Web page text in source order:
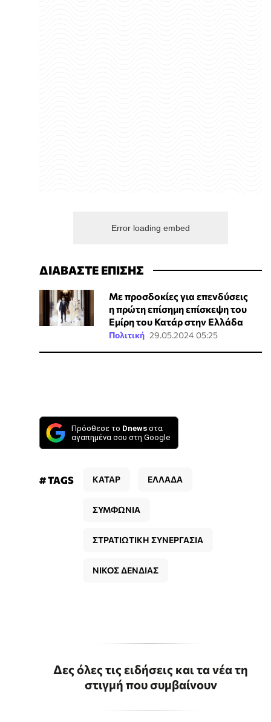
Error loading embed
ΔΙΑΒΑΣΤΕ ΕΠΙΣΗΣ
Με προσδοκίες για επενδύσεις
η πρώτη επίσημη επίσκεψη του
Εμίρη του Κατάρ στην Ελλάδα
Πολιτική 29.05.2024 05:25
Πρόσθεσε το Dnews στα
αγαπημένα σου στη Google
# TAGS ΚΑΤΑΡ ΕΛΛΑΔΑ
ΣΥΜΦΩΝΙΑ
ΣΤΡΑΤΙΩΤΙΚΗ ΣΥΝΕΡΓΑΣΙΑ
ΝΙΚΟΣ ΔΕΝΔΙΑΣ
Δες όλες τις ειδήσεις και τα νέα τη
στιγμή που συμβαίνουν